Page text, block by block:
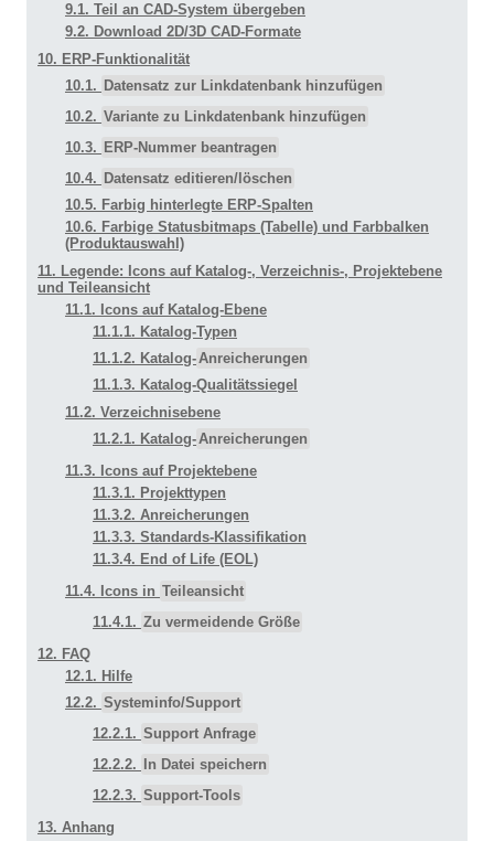
9.1. Teil an CAD-System übergeben
9.2. Download 2D/3D CAD-Formate
10. ERP-Funktionalität
10.1. Datensatz zur Linkdatenbank hinzufügen
10.2. Variante zu Linkdatenbank hinzufügen
10.3. ERP-Nummer beantragen
10.4. Datensatz editieren/löschen
10.5. Farbig hinterlegte ERP-Spalten
10.6. Farbige Statusbitmaps (Tabelle) und Farbbalken
(Produktauswahl)
11. Legende: Icons auf Katalog-, Verzeichnis-, Projektebene
und Teileansicht
11.1. Icons auf Katalog-Ebene
11.1.1. Katalog-Typen
11.1.2. Katalog-Anreicherungen
11.1.3. Katalog-Qualitätssiegel
11.2. Verzeichnisebene
11.2.1. Katalog-Anreicherungen
11.3. Icons auf Projektebene
11.3.1. Projekttypen
11.3.2. Anreicherungen
11.3.3. Standards-Klassifikation
11.3.4. End of Life (EOL)
11.4. Icons in Teileansicht
11.4.1. Zu vermeidende Größe
12. FAQ
12.1. Hilfe
12.2. Systeminfo/Support
12.2.1. Support Anfrage
12.2.2.
In Datei speichern
12.2.3. Support-Tools
13. Anhang